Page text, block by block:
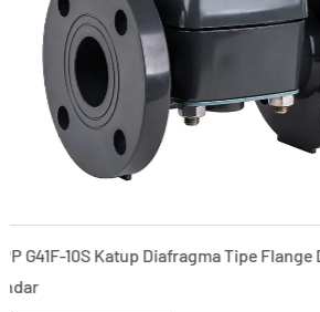
PPH G41F-10S Flange Type